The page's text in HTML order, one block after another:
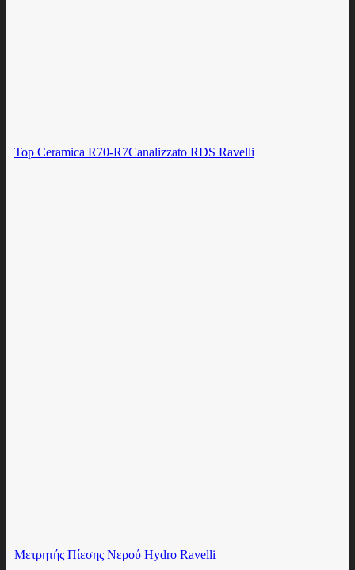
Top Ceramica R70-R7Canalizzato RDS Ravelli
Mετρητής Πίεσης Νερού Hydro Ravelli